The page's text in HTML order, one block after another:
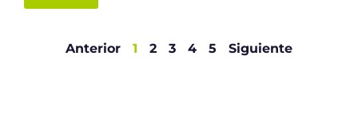
Anterior 1 2 3 4 5 Siguiente